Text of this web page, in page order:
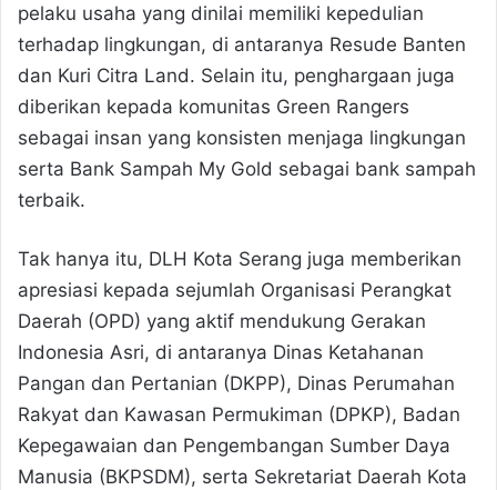
pelaku usaha yang dinilai memiliki kepedulian
terhadap lingkungan, di antaranya Resude Banten
dan Kuri Citra Land. Selain itu, penghargaan juga
diberikan kepada komunitas Green Rangers
sebagai insan yang konsisten menjaga lingkungan
serta Bank Sampah My Gold sebagai bank sampah
terbaik.
Tak hanya itu, DLH Kota Serang juga memberikan
apresiasi kepada sejumlah Organisasi Perangkat
Daerah (OPD) yang aktif mendukung Gerakan
Indonesia Asri, di antaranya Dinas Ketahanan
Pangan dan Pertanian (DKPP), Dinas Perumahan
Rakyat dan Kawasan Permukiman (DPKP), Badan
Kepegawaian dan Pengembangan Sumber Daya
Manusia (BKPSDM), serta Sekretariat Daerah Kota